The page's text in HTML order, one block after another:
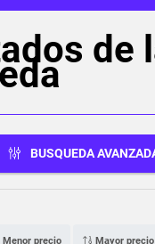
de
BUSQUEDA
Menor precio Mayor precio